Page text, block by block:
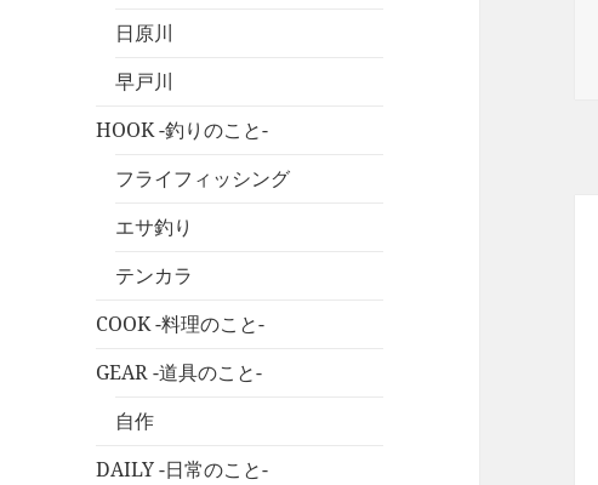
日原川
早戸川
HOOK -釣りのこと-
フライフィッシング
エサ釣り
テンカラ
COOK -料理のこと-
GEAR -道具のこと-
自作
DAILY -日常のこと-